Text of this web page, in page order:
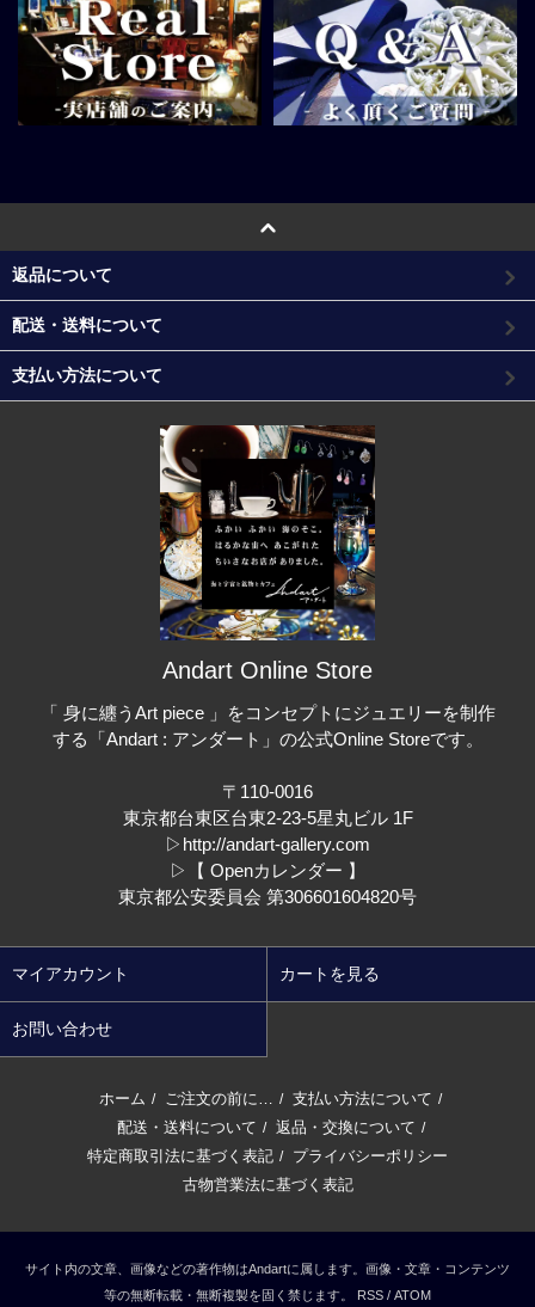
返品について
配送・送料について
支払い方法について
Andart Online Store
「 身に纏うArt piece 」をコンセプトにジュエリーを制作
する「Andart : アンダート」の公式Online Storeです。
〒110-0016
東京都台東区台東2-23-5星丸ビル 1F
▷ http://andart-gallery.com
▷
【 Openカレンダー 】
東京都公安委員会 第306601604820号
マイアカウント カートを見る
お問い合わせ
ホーム / ご注文の前に… / 支払い方法について /
配送・送料について / 返品・交換について /
特定商取引法に基づく表記 / プライバシーポリシー
古物営業法に基づく表記
サイト内の文章、画像などの著作物はAndartに属します。画像・文章・コンテンツ
等の無断転載・無断複製を固く禁じます。 RSS / ATOM